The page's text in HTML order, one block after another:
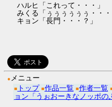
ハルヒ「これって・・・」
みくる「ぅぅぅぅぅぅ・・・
キョン「長門・・・？」
● メニュー
■ トップ ■作品一覧 ■作者一覧
ョン「うぉおーきなノッポの